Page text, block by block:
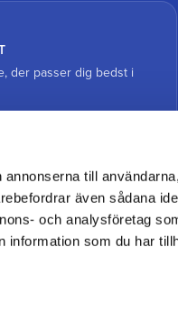
till
även sådana
och analysföretag
som du har
der passer dig bedst i